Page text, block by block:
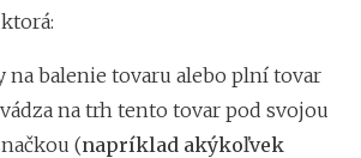
na balenie tovaru alebo plní tovar
na trh tento tovar pod svojou
(napríklad akýkoľvek